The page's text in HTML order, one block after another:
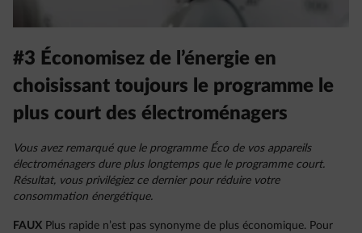
#3 Économisez de l’énergie en
choisissant toujours le programme le
plus court des électroménagers
Vous avez remarqué que le programme Éco de vos appareils
électroménagers dure plus longtemps que le programme court.
Résultat, vous privilégiez ce dernier pour réduire votre
consommation énergétique.
FAUX Plus rapide n’est pas synonyme de plus économique. Pour